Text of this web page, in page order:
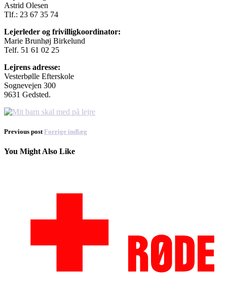
Astrid Olesen
Tlf.: 23 67 35 74
Lejerleder og frivilligkoordinator:
Marie Brunhøj Birkelund
Telf. 51 61 02 25
Lejrens adresse:
Vesterbølle Efterskole
Sognevejen 300
9631 Gedsted.
Previous post Forrige indlæg
You Might Also Like